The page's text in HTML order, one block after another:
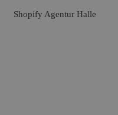
Shopify Agentur Halle